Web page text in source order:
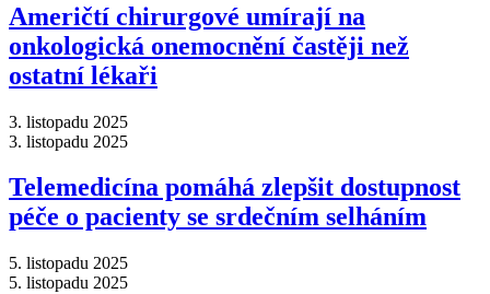
Američtí chirurgové umírají na
onkologická onemocnění častěji než
ostatní lékaři
3. listopadu 2025
3. listopadu 2025
Telemedicína pomáhá zlepšit dostupnost
péče o pacienty se srdečním selháním
5. listopadu 2025
5. listopadu 2025